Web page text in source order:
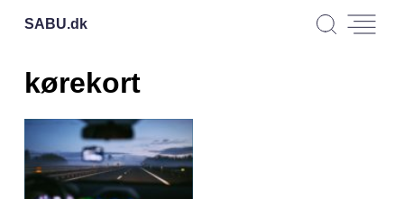
SABU.dk
kørekort